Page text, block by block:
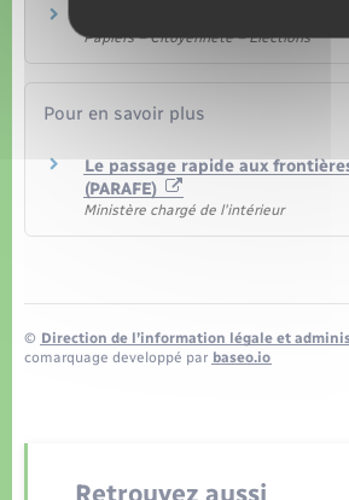
Fichiers informatiques et
Papiers – Citoyenneté – Élections
Pour en savoir plus
Le passage rapide aux
(PARAFE)
Ministère chargé de l'intérieur
© Direction de l’information légale et
comarquage developpé par baseo.io
Retrouvez aussi